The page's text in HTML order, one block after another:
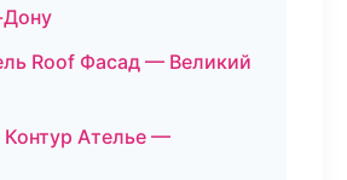
Дону
Roof Фасад — Великий
Ателье —